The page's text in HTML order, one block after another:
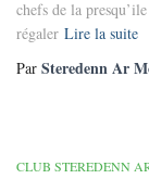
chefs de la
régaler Lire la suite
Par Steredenn Ar
CLUB STEREDENN